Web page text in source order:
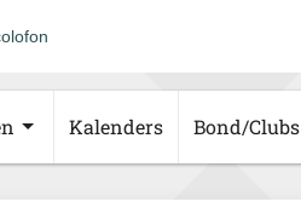
Kalenders Bond/Clubs